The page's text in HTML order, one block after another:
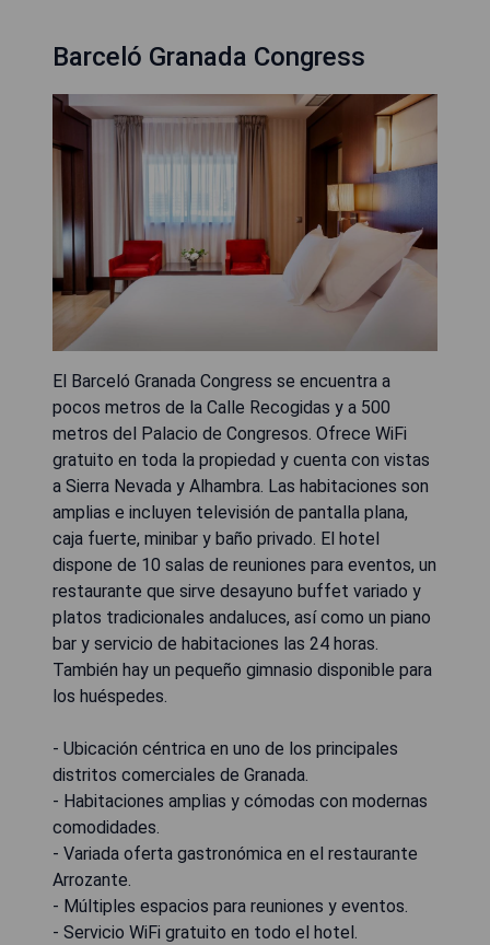
Barceló Granada Congress
El Barceló Granada Congress se encuentra a
pocos metros de la Calle Recogidas y a 500
metros del Palacio de Congresos. Ofrece WiFi
gratuito en toda la propiedad y cuenta con vistas
a Sierra Nevada y Alhambra. Las habitaciones son
amplias e incluyen televisión de pantalla plana,
caja fuerte, minibar y baño privado. El hotel
dispone de 10 salas de reuniones para eventos, un
restaurante que sirve desayuno buffet variado y
platos tradicionales andaluces, así como un piano
bar y servicio de habitaciones las 24 horas.
También hay un pequeño gimnasio disponible para
los huéspedes.
- Ubicación céntrica en uno de los principales
distritos comerciales de Granada.
- Habitaciones amplias y cómodas con modernas
comodidades.
- Variada oferta gastronómica en el restaurante
Arrozante.
- Múltiples espacios para reuniones y eventos.
- Servicio WiFi gratuito en todo el hotel.